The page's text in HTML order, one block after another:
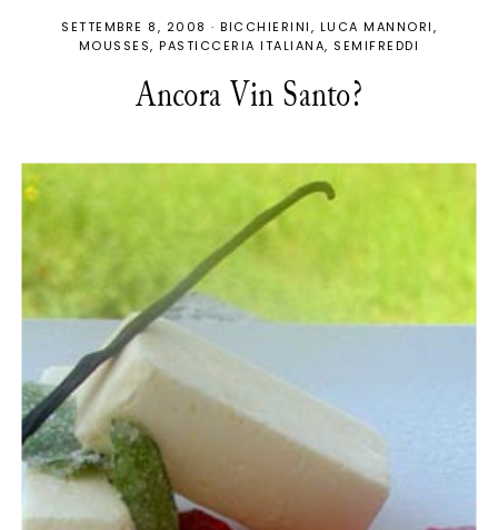
SETTEMBRE 8, 2008 · BICCHIERINI
LUCA MANNORI
MOUSSES PASTICCERIA ITALIANA SEMIFREDDI
Ancora Vin Santo?